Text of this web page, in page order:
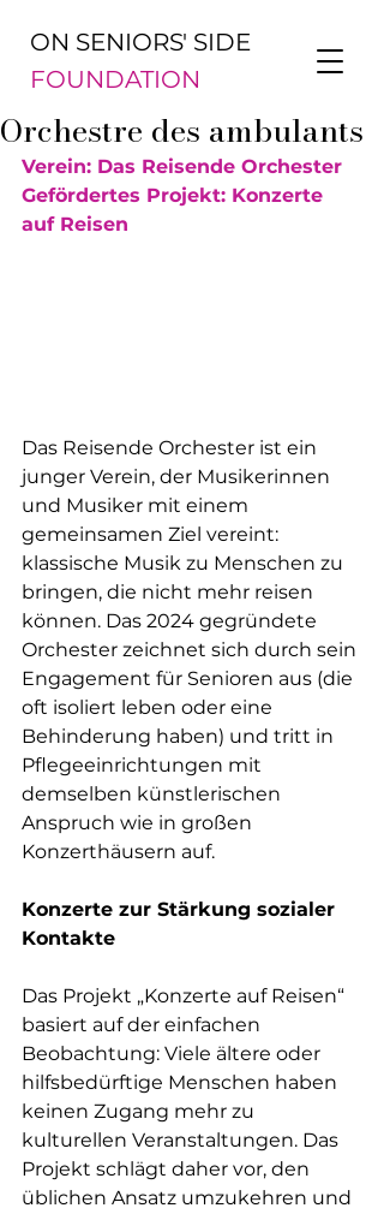
ON SENIORS' SIDE
FOUNDATION
Orchestre des ambulants
Verein: Das Reisende Orchester
Gefördertes Projekt: Konzerte
auf Reisen
Das Reisende Orchester ist ein
junger Verein, der Musikerinnen
und Musiker mit einem
gemeinsamen Ziel vereint:
klassische Musik zu Menschen zu
bringen, die nicht mehr reisen
können. Das 2024 gegründete
Orchester zeichnet sich durch sein
Engagement für Senioren aus (die
oft isoliert leben oder eine
Behinderung haben) und tritt in
Pflegeeinrichtungen mit
demselben künstlerischen
Anspruch wie in großen
Konzerthäusern auf.
Konzerte zur Stärkung sozialer
Kontakte
Das Projekt „Konzerte auf Reisen“
basiert auf der einfachen
Beobachtung: Viele ältere oder
hilfsbedürftige Menschen haben
keinen Zugang mehr zu
kulturellen Veranstaltungen. Das
Projekt schlägt daher vor, den
üblichen Ansatz umzukehren und